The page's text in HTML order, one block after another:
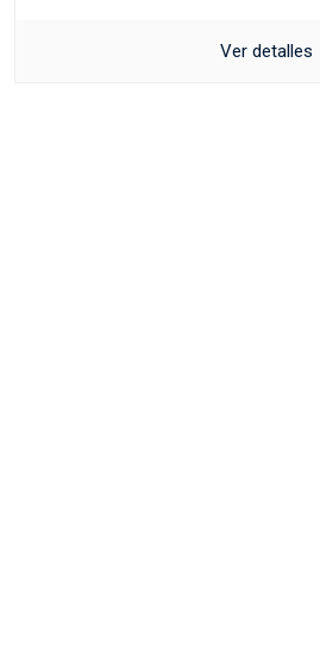
Ver detalles